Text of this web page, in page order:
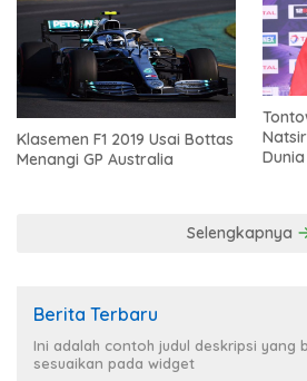
Klasemen F1 2019 Usai Bottas
Menangi GP Australia
Selengkapnya
Berita Terbaru
Ini adalah contoh judul deskripsi yang
sesuaikan pada widget